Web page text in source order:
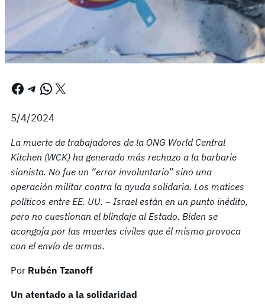
Facebook Telegram WhatsApp X
5/4/2024
La muerte de trabajadores de la ONG World Central
Kitchen (WCK) ha generado más rechazo a la barbarie
sionista. No fue un “error involuntario” sino una
operación militar contra la ayuda solidaria. Los matices
políticos entre EE. UU. – Israel están en un punto inédito,
pero no cuestionan el blindaje al Estado. Biden se
acongoja por las muertes civiles que él mismo provoca
con el envío de armas.
Por Rubén Tzanoff
Un atentado a la solidaridad